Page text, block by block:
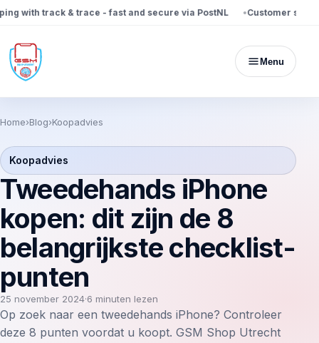
with track & trace - fast and secure via PostNL Customer service
Menu
Home›Blog›Koopadvies
Koopadvies
Tweedehands iPhone
kopen: dit zijn de 8
belangrijkste checklist-
punten
25 november 2024·6 minuten lezen
Op zoek naar een tweedehands iPhone? Controleer
deze 8 punten voordat u koopt. GSM Shop Utrecht